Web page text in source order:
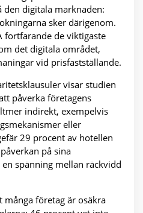
digitala marknaden:
sker därigenom.
fortfarande de viktigaste
det digitala området,
vid prisfastställande.
visar studien
påverka företagens
indirekt, exempelvis
eller
29 procent av hotellen
på sina
spänning mellan räckvidd
företag är osäkra